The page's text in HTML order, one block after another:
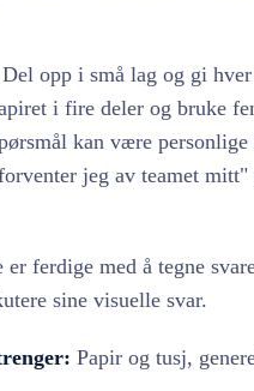
Del opp i små lag og gi
i fire deler og bruke
kan være
jeg av teamet
ferdige med å tegne
sine visuelle svar.
Papir og tusj,